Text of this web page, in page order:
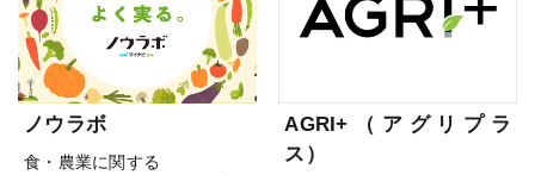
ノウラボ
食・農業に関する
AGRI+（アグリプラ
ス）